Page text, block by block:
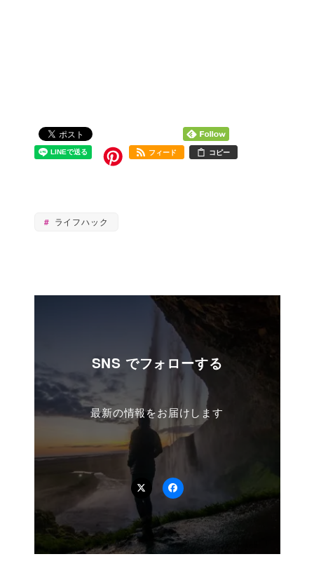
フィード コピー
ライフハック
SNS でフォローする
最新の情報をお届けします
TwitterFacebook